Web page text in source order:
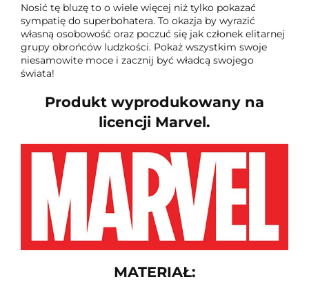
Nosić tę bluzę to o wiele więcej niż tylko pokazać
sympatię do superbohatera. To okazja by wyrazić
własną osobowość oraz poczuć się jak członek elitarnej
grupy obrońców ludzkości. Pokaż wszystkim swoje
niesamowite moce i zacznij być władcą swojego
świata!
Produkt wyprodukowany na
licencji Marvel.
MATERIAŁ: